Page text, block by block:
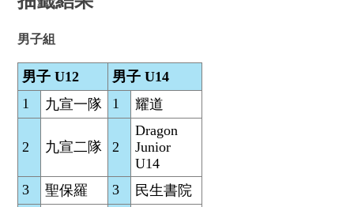
男子組
男子 U12
男子 U14
1
九宣一隊 1 耀道
2 九宣二隊 2
Dragon
Junior
U14
3
聖保羅 3 民生書院